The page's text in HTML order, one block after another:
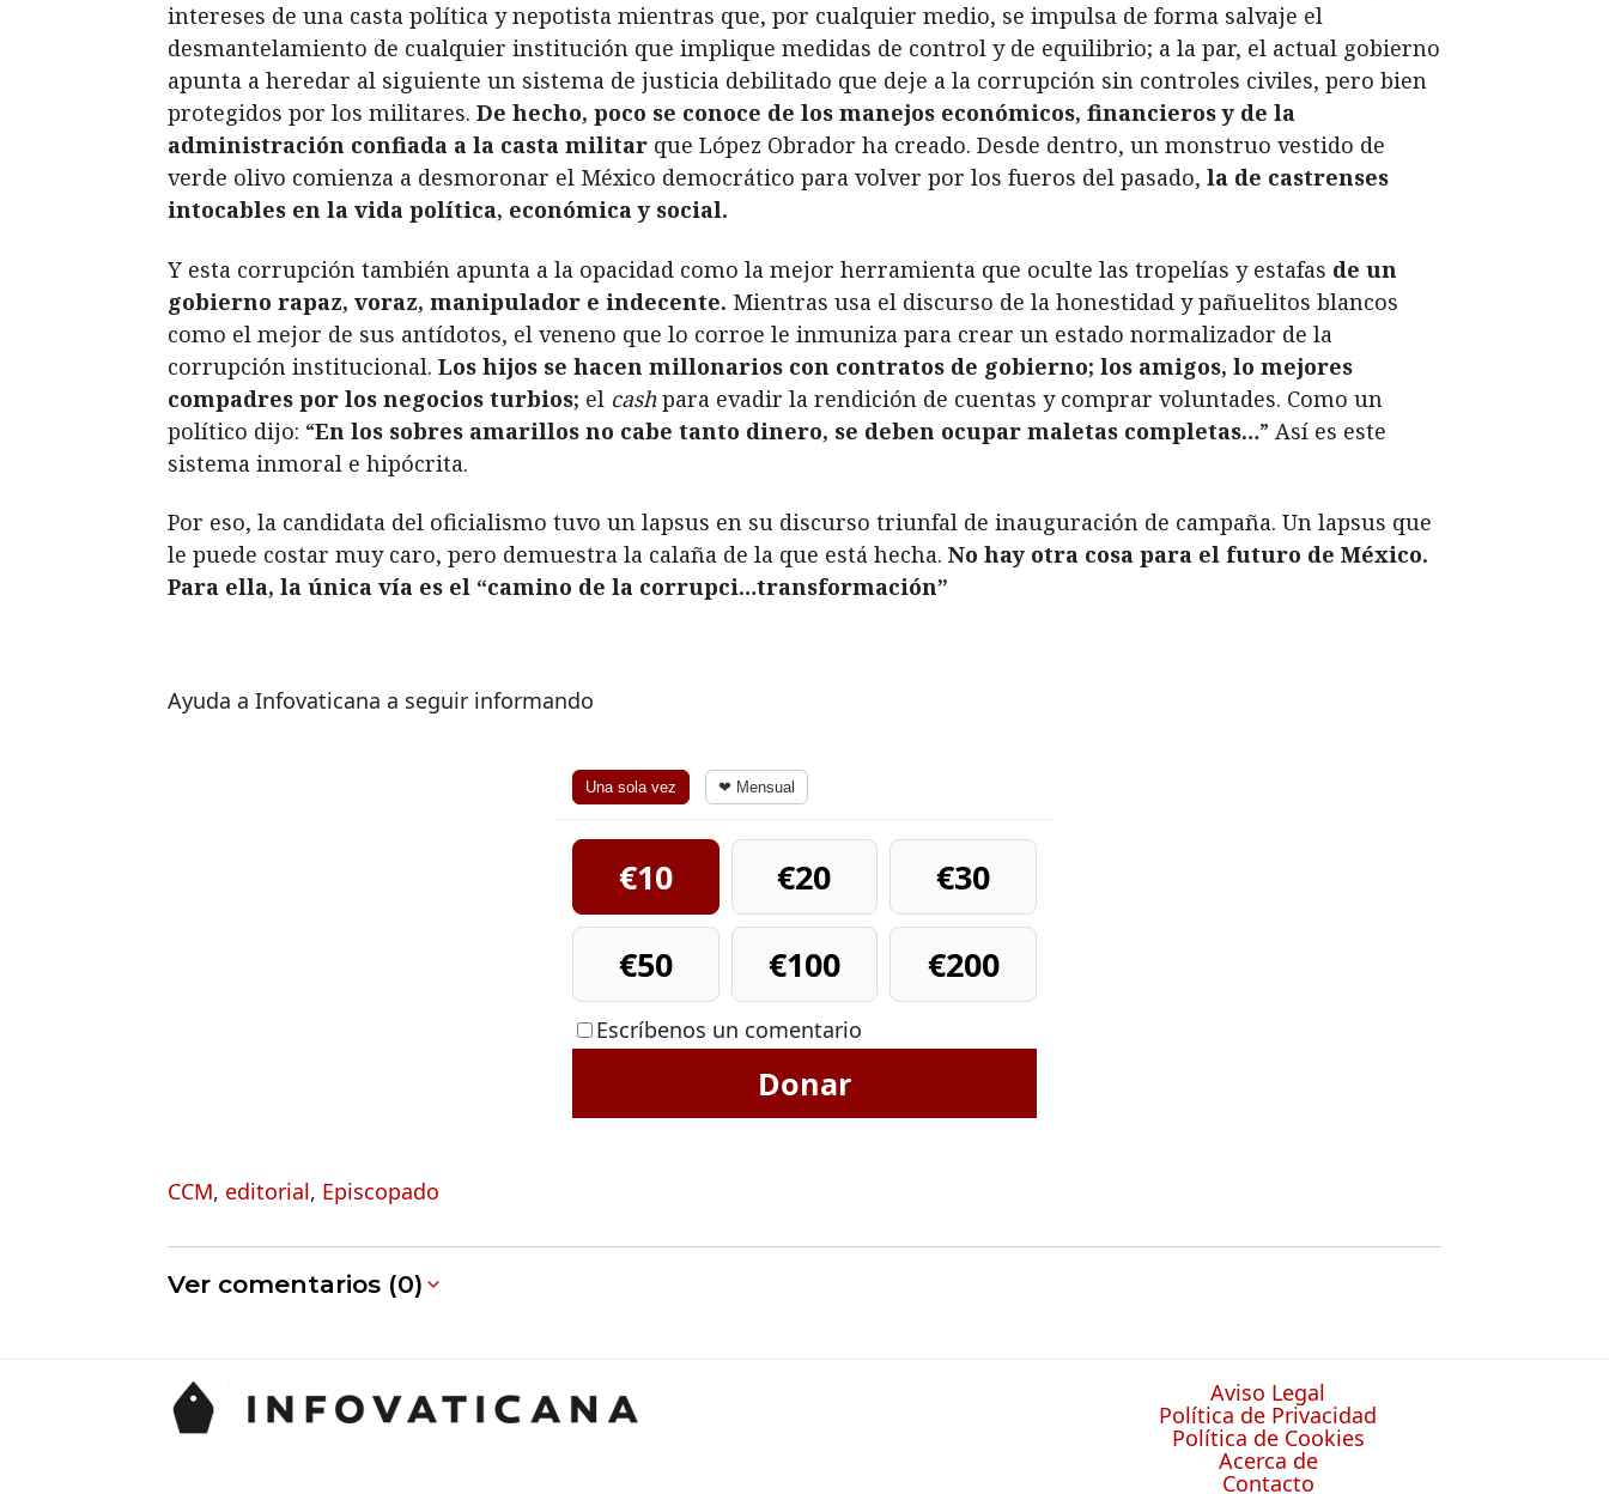
intereses de una casta política y nepotista mientras que, por cualquier medio, se impulsa de forma salvaje el
desmantelamiento de cualquier institución que implique medidas de control y de equilibrio; a la par, el actual gobierno
apunta a heredar al siguiente un sistema de justicia debilitado que deje a la corrupción sin controles civiles, pero bien
protegidos por los militares. De hecho, poco se conoce de los manejos económicos, financieros y de la
administración confiada a la casta militar que López Obrador ha creado. Desde dentro, un monstruo vestido de
verde olivo comienza a desmoronar el México democrático para volver por los fueros del pasado, la de castrenses
intocables en la vida política, económica y social.
Y esta corrupción también apunta a la opacidad como la mejor herramienta que oculte las tropelías y estafas de un
gobierno rapaz, voraz, manipulador e indecente. Mientras usa el discurso de la honestidad y pañuelitos blancos
como el mejor de sus antídotos, el veneno que lo corroe le inmuniza para crear un estado normalizador de la
corrupción institucional. Los hijos se hacen millonarios con contratos de gobierno; los amigos, lo mejores
compadres por los negocios turbios; el cashpara evadir la rendición de cuentas y comprar voluntades. Como un
político dijo: “En los sobres amarillos no cabe tanto dinero, se deben ocupar maletas completas…” Así es este
sistema inmoral e hipócrita.
Por eso, la candidata del oficialismo tuvo un lapsus en su discurso triunfal de inauguración de campaña. Un lapsus que
le puede costar muy caro, pero demuestra la calaña de la que está hecha. No hay otra cosa para el futuro de México.
Para ella, la única vía es el “camino de la corrupci…transformación”
Ayuda a Infovaticana a seguir informando
Una sola vez ❤ Mensual
€10 €20
€30
€50
€100 €200
Escríbenos un comentario
Donar
CCM, editorial, Episcopado
Ver comentarios (0)
Aviso Legal
Política de Privacidad
Política de Cookies
Acerca de
Contacto